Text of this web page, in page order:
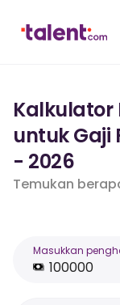
Kalkulator
untuk Gaji
- 2026
Temukan
Masukkan